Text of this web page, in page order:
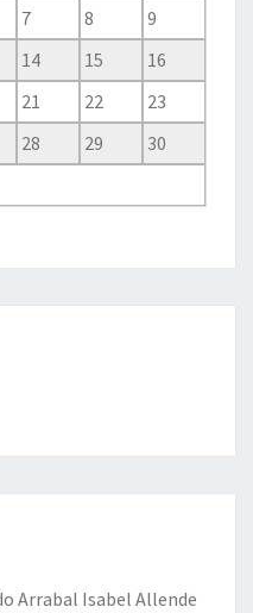
7 8
9
14 15
16
21 22
23
28 29
30
Arrabal Isabel Allende